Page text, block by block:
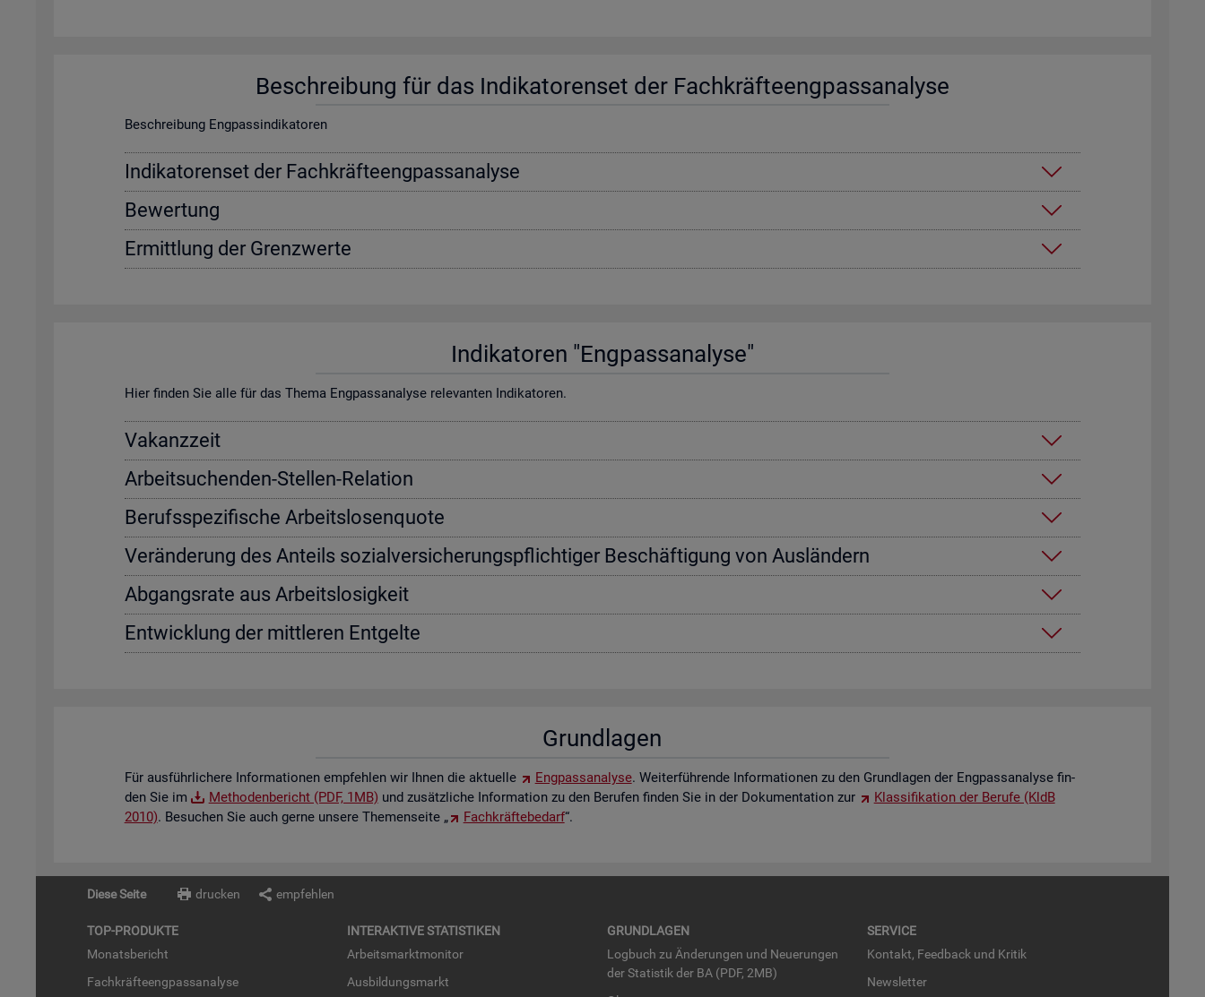
Be­schrei­bung für das In­di­ka­to­ren­set der Fach­kräf­te­eng­pass­ana­ly­se
Be­schrei­bung Eng­pas­sin­di­ka­to­ren
In­di­ka­to­ren­set der Fach­kräf­te­eng­pass­ana­ly­se
Be­wer­tung
Er­mitt­lung der Grenz­wer­te
In­di­ka­to­ren "Eng­pass­ana­ly­se"
Hier fin­den Sie alle für das Thema Eng­pass­ana­ly­se re­le­van­ten In­di­ka­to­ren.
Va­kanz­zeit
Ar­beit­su­chen­den-Stel­len-Re­la­ti­on
Be­rufs­spe­zi­fi­sche Ar­beits­lo­sen­quo­te
Ver­än­de­rung des An­teils so­zi­al­ver­si­che­rungs­pflich­ti­ger Be­schäf­ti­gung von Aus­län­dern
Ab­gangs­ra­te aus Ar­beits­lo­sig­keit
Ent­wick­lung der mitt­le­ren Ent­gel­te
Grund­la­gen
Für aus­führ­li­che­re In­for­ma­tio­nen emp­feh­len wir Ihnen die ak­tu­el­le Eng­pass­ana­ly­se. Wei­ter­füh­ren­de In­for­ma­tio­nen zu den Grund­la­gen der Eng­pass­ana­ly­se fin­
den Sie im
Me­tho­den­be­richt (PDF, 1MB) und zu­sätz­li­che In­for­ma­ti­on zu den Be­ru­fen fin­den Sie in der Do­ku­men­ta­ti­on zur
Klas­si­fi­ka­ti­on der Be­ru­fe (KldB
2010). Be­su­chen Sie auch gerne un­se­re The­men­sei­te „ Fach­kräf­te­be­darf“.
Diese Seite drucken empfehlen
TOP-PRO­DUK­TE
Mo­nats­be­richt
Fach­kräf­te­eng­pass­ana­ly­se
IN­TER­AK­TI­VE STA­TIS­TI­KEN
Ar­beits­markt­mo­ni­tor
Aus­bil­dungs­markt
GRUND­LA­GEN
Log­buch zu Än­de­run­gen und Neue­run­gen
der Sta­tis­tik der BA (PDF, 2MB)
SER­VICE
Kon­takt, Feed­back und Kri­tik
News­let­ter